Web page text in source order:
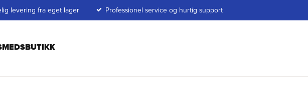
levering fra eget lager Professionel service og hurtig support